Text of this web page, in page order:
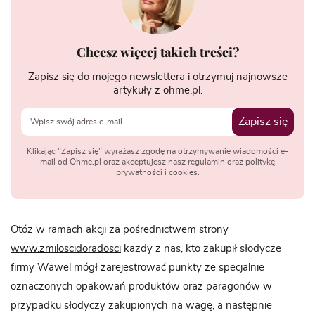
Chcesz więcej takich treści?
Zapisz się do mojego newslettera i otrzymuj najnowsze
artykuły z ohme.pl.
Zapisz się
Klikając "Zapisz się" wyrażasz zgodę na otrzymywanie wiadomości e-
mail od Ohme.pl oraz akceptujesz nasz regulamin oraz politykę
prywatności i cookies.
Otóż w ramach akcji za pośrednictwem strony
www.zmiloscidoradosci każdy z nas, kto zakupił słodycze
firmy Wawel mógł zarejestrować punkty ze specjalnie
oznaczonych opakowań produktów oraz paragonów w
przypadku słodyczy zakupionych na wagę, a następnie